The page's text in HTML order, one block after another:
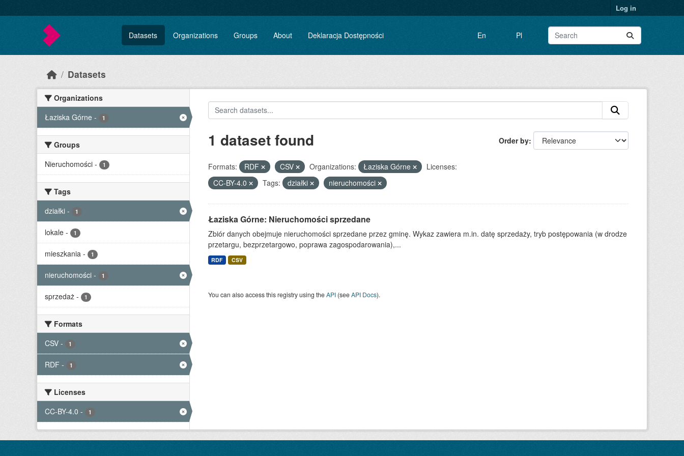
Log in
Datasets Organizations Groups About Deklaracja Dostępności En Pl
Datasets
Organizations
Łaziska Górne - 1
Groups
Nieruchomości - 1
Tags
działki - 1
lokale - 1
mieszkania - 1
nieruchomości - 1
sprzedaż - 1
Formats
CSV - 1
RDF - 1
Licenses
CC-BY-4.0 - 1
Order by
1 dataset found
Formats: RDF CSV Organizations: Łaziska Górne
Licenses:
CC-BY-4.0
Tags: działki nieruchomości
Łaziska Górne: Nieruchomości sprzedane
Zbiór danych obejmuje nieruchomości sprzedane przez gminę. Wykaz zawiera m.in. datę sprzedaży, tryb postępowania (w drodze
przetargu, bezprzetargowo, poprawa zagospodarowania),...
RDF CSV
You can also access this registry using theAPI(seeAPI Docs).